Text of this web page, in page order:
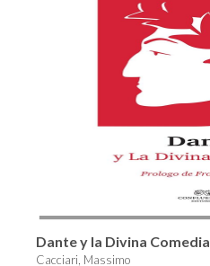
Dante y la Divina Comedia
Cacciari, Massimo